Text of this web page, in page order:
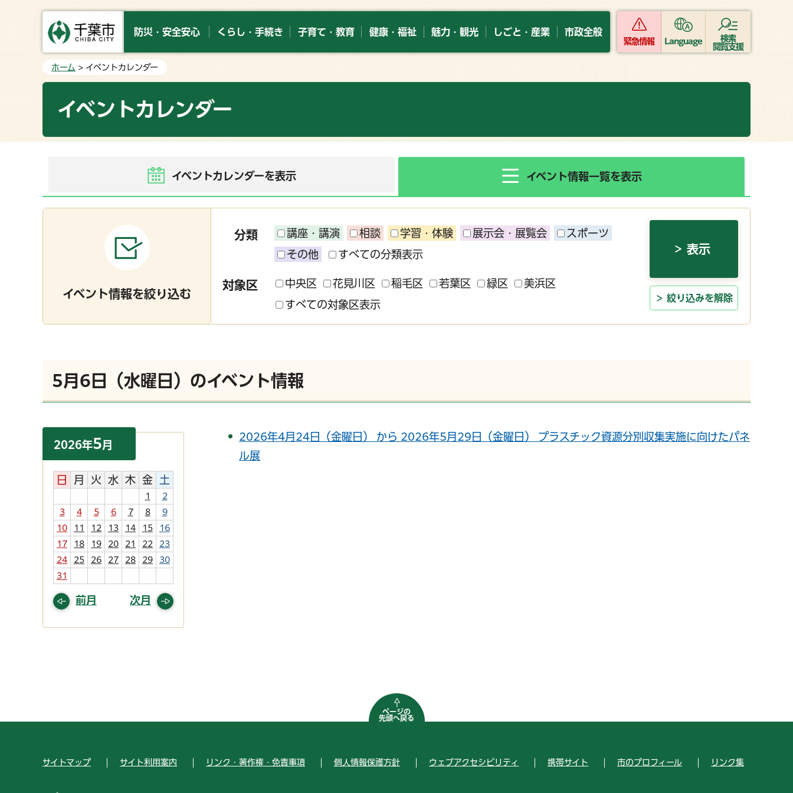
防災・安全安心 くらし・手続き 子育て・教育 健康・福祉 魅力・観光 しごと・産業 市政全般
緊急情報 Language
検索
閲覧支援
ホーム > イベントカレンダー
イベントカレンダー
イベントカレンダーを表示 イベント情報一覧を表示
イベント情報を絞り込む
分類 講座・講演 相談 学習・体験 展示会・展覧会
スポーツ
その他
すべての分類表示
対象区 中央区 花見川区 稲毛区 若葉区 緑区
美浜区
すべての対象区表示
絞り込みを解除
5月6日（水曜日）のイベント情報
2026年5月
日 月 火 水 木 金 土
1
2
3
4 5 6 7 8
9
10
11 12 13 14 15
16
17
18 19 20 21 22
23
24
25 26 27 28 29
30
31
前月 次月
2026年4月24日（金曜日） から 2026年5月29日（金曜日） プラスチック資源分別収集実施に向けたパネ
ル展
ページの
先頭へ戻る
サイトマップ サイト利用案内 リンク・著作権・免責事項 個人情報保護方針 ウェブアクセシビリティ 携帯サイト 市のプロフィール リンク集